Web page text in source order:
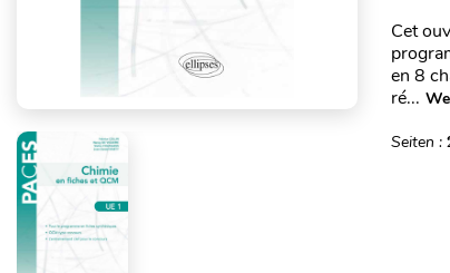
Cet
en 8
ré...
Seiten :